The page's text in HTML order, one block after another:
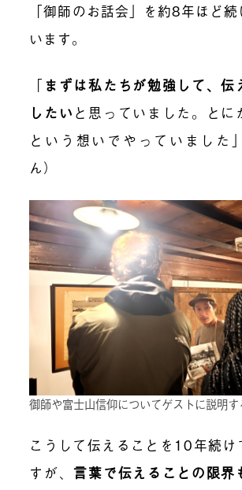
「御師のお話会」を約8年ほど
います。
「 まずは私たちが勉強して、伝
したい と思っていました。とに
という想いでやっていました
ん）
御師や富士山信仰についてゲストに説明
こうして伝えることを10年続け
すが、 言葉で伝えることの限界